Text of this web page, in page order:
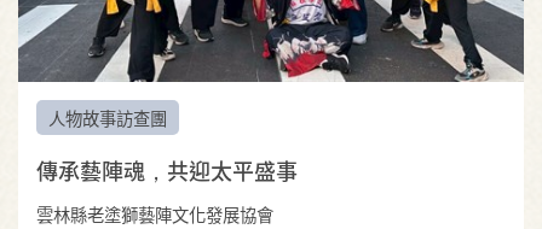
人物故事訪查團
傳承藝陣魂，共迎太平盛事
雲林縣老塗獅藝陣文化發展協會